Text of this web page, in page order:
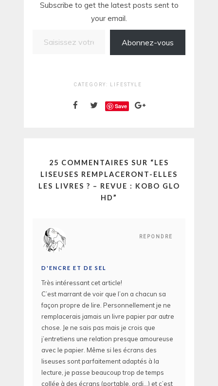
Subscribe to get the latest posts sent to
your email.
Abonnez-vous
CATEGORY: LIFESTYLE
Save
25 COMMENTAIRES SUR “ LES
LISEUSES REMPLACERONT-ELLES
LES LIVRES ? – REVUE : KOBO GLO
HD”
REPONDRE
D'ENCRE ET DE SEL
Très intéressant cet article!
C’est marrant de voir que l’on a chacun sa
façon propre de lire. Personnellement je ne
remplacerais jamais un livre papier par autre
chose. Je ne sais pas mais je crois que
j’entretiens une relation presque amoureuse
avec le papier. Même si les écrans des
liseuses sont parfaitement adaptés à la
lecture, je passe beaucoup trop de temps
collée à des écrans (portable, ordi…) et c’est